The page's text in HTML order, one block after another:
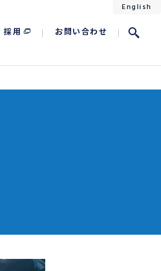
採用 お問い合わせ
English